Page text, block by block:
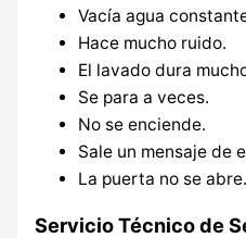
Vacía agua
Hace mucho ruido.
El lavado dura
Se para a veces.
No se enciende.
Sale un mensaje de
La puerta no se abre.
Servicio Técnico de